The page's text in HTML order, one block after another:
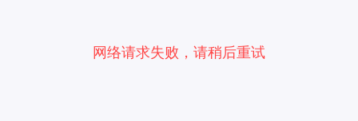
网络请求失败，请稍后重试